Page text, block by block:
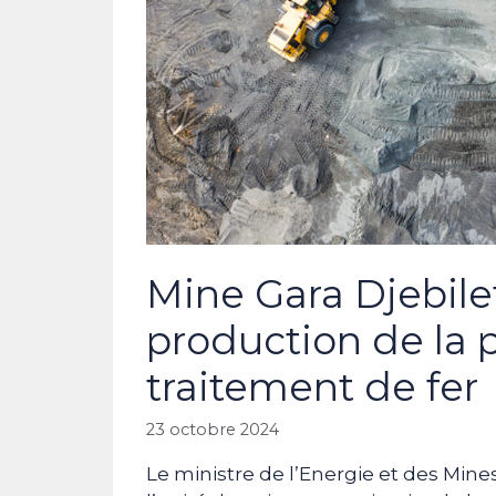
Mine Gara
production de la
traitement de fer
23 octobre 2024
Le ministre de l’Energie et des